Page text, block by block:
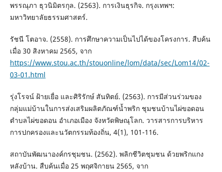
พรรณุภา ธุวนิมิตรกุล. (2563). การเงินธุรกิจ. กรุงเทพฯ:
มหาวิทยาลัยธรรมศาสตร์.
รัชนี โตอาจ. (2558). การศึกษาความเป็นไปได้ของโครงการ. สืบค้น
เมื่อ 30 สิงหาคม 2565, จาก
https://www.stou.ac.th/stouonline/lom/data/sec/Lom14/02-
03-01.html
รุ่งโรจน์ ฝ้ายเยื่อ และศิริรักษ์ สันทิตย์. (2563). การมีส่วนร่วมของ
กลุ่มแม่บ้านในการส่งเสริมผลิตภัณฑ์น้ำพริก ชุมชนบ้านไผ่ขอดอน
ตำบลไผ่ขอดอน อำเภอเมือง จังหวัดพิษณุโลก. วารสารการบริหาร
การปกครองและนวัตกรรมท้องถิ่น, 4(1), 101-116.
สถาบันพัฒนาองค์กรชุมชน. (2562). พลิกชีวิตชุมชน ด้วยพริกแกง
หลังบ้าน. สืบค้นเมื่อ 25 พฤศจิกายน 2565, จาก